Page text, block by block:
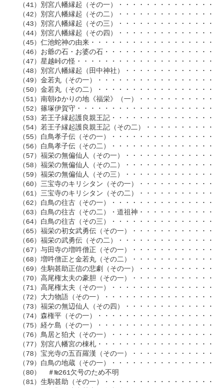
（41）別宮八幡縁起（その一）・・・・・・・・・・・・・・
（42）別宮八幡縁起（その二）・・・・・・・・・・・・・・
（43）別宮八幡縁起（その三）・・・・・・・・・・・・・・
（44）別宮八幡縁起（その四）・・・・・・・・・・・・・・
（45）仁池蛇神の由来・・・・・・・・・・・・・・・・・・
（46）お爺の石・お婆の石・・・・・・・・・・・・・・・・
（47）星越峠の怪・・・・・・・・・・・・・・・・・・・・
（48）別宮八幡縁起（田中神社）・・・・・・・・・・・・・
（49）金若丸（その一）・・・・・・・・・・・・・・・・・
（50）金若丸（その二）・・・・・・・・・・・・・・・・・
（51）南朝ゆかりの地《福栄》（一）・・・・・・・・・・・
（52）篠塚伊賀守・・・・・・・・・・・・・・・・・・・・
（53）若王子縁起護良親王記・・・・・・・・・・・・・・・
（54）若王子縁起護良親王記（その二）・・・・・・・・・・
（55）白鳥孝子伝（その一）・・・・・・・・・・・・・・・
（56）白鳥孝子伝（その二）・・・・・・・・・・・・・・・
（57）福栄の無偏仙人（その一）・・・・・・・・・・・・・
（58）福栄の無偏仙人（その二）・・・・・・・・・・・・・
（59）福栄の無偏仙人（その三）・・・・・・・・・・・・・
（60）三宝寺のキリシタン（その一）・・・・・・・・・・・
（61）三宝寺のキリシタン（その二）・・・・・・・・・・・
（62）白鳥の往古（その一）・・・・・・・・・・・・・・・
（63）白鳥の往古（その二）・道祖神・・・・・・・・・・・
（64）白鳥の往古（その三）・・・・・・・・・・・・・・・
（65）福栄の初女武勇伝（その一）・・・・・・・・・・・・
（66）福栄の武勇伝（その二）・・・・・・・・・・・・・・
（67）与田寺の増吽僧正（その一）・・・・・・・・・・・・
（68）増吽僧正と金若丸（その二）・・・・・・・・・・・・
（69）生駒甚助正信の悲劇（その一）・・・・・・・・・・・
（70）高尾権太夫の豪胆（その一）・・・・・・・・・・・・
（71）高尾権太夫（その一）・・・・・・・・・・・・・・・
（72）大力物語（その一）・・・・・・・・・・・・・・・・
（73）福栄の無辺仙人（その四）・・・・・・・・・・・・・
（74）森権平（その一）・・・・・・・・・・・・・・・・・
（75）経ケ島（その一）・・・・・・・・・・・・・・・・・
（76）鳥居と狛犬（その一）・・・・・・・・・・・・・・・
（77）別宮八幡宮の棟札・・・・・・・・・・・・・・・・・
（78）宝光寺の五百羅漢（その一）・・・・・・・・・・・・
（79）白鳥の地蔵（その一）・・・・・・・・・・・・・・・
（80）　＃№261欠号のため不明
（81）生駒甚助（その一）・・・・・・・・・・・・・・・・